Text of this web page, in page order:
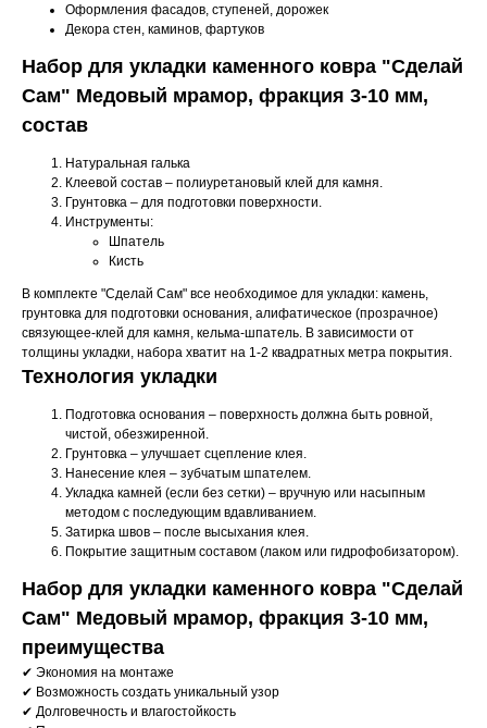
Оформления фасадов, ступеней, дорожек
Декора стен, каминов, фартуков
Набор для укладки каменного ковра "Сделай
Сам" Медовый мрамор, фракция 3-10 мм,
состав
Натуральная галька
Клеевой состав – полиуретановый клей для камня.
Грунтовка – для подготовки поверхности.
Инструменты:
Шпатель
Кисть
В комплекте "Сделай Сам" все необходимое для укладки: камень,
грунтовка для подготовки основания, алифатическое (прозрачное)
связующее-клей для камня, кельма-шпатель. В зависимости от
толщины укладки, набора хватит на 1-2 квадратных метра покрытия.
Технология укладки
Подготовка основания – поверхность должна быть ровной,
чистой, обезжиренной.
Грунтовка – улучшает сцепление клея.
Нанесение клея – зубчатым шпателем.
Укладка камней (если без сетки) – вручную или насыпным
методом с последующим вдавливанием.
Затирка швов – после высыхания клея.
Покрытие защитным составом (лаком или гидрофобизатором).
Набор для укладки каменного ковра "Сделай
Сам" Медовый мрамор, фракция 3-10 мм,
преимущества
✔ Экономия на монтаже
✔ Возможность создать уникальный узор
✔ Долговечность и влагостойкость